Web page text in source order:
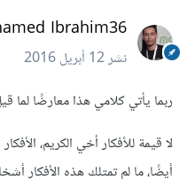
Ibrahim36
نشر12 أبريل 2016
ربما يأتي كلامي هذا معارضًا لما
لا قيمة للأفكار أخي الكريم،
أيضًا، ما لم تمتلك هذه الأفكار